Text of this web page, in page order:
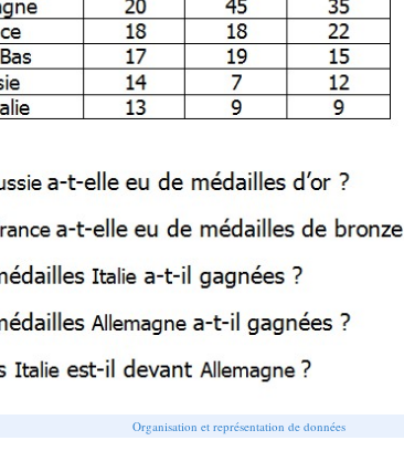
Organisation et représentation de données